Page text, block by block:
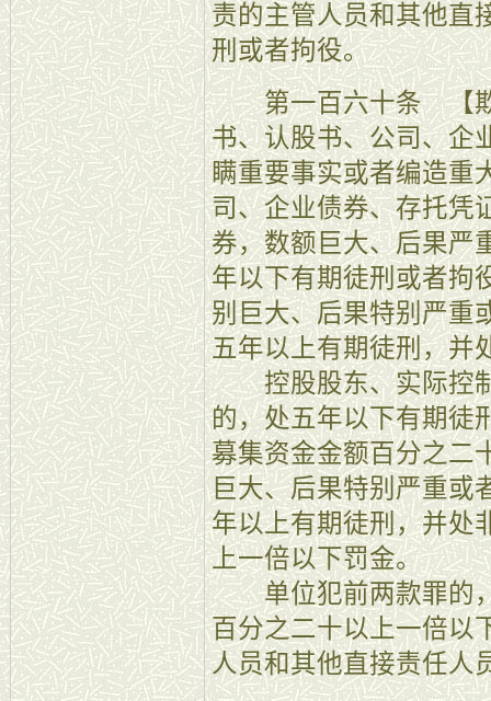
责的主管人员和其他直
刑或者拘役。
第一百六十条 【欺
书、认股书、公司、企
瞒重要事实或者编造重
司、企业债券、存托凭
券，数额巨大、后果严
年以下有期徒刑或者拘
别巨大、后果特别严重
五年以上有期徒刑，并
控股股东、实际控制
的，处五年以下有期徒
募集资金金额百分之二
巨大、后果特别严重或
年以上有期徒刑，并处
上一倍以下罚金。
单位犯前两款罪的，
百分之二十以上一倍以
人员和其他直接责任人